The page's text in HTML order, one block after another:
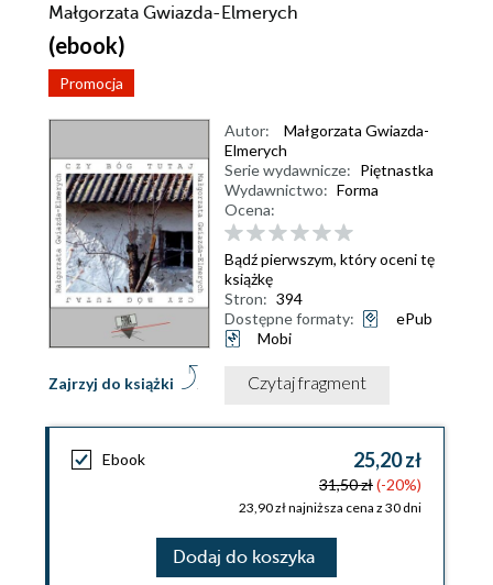
Małgorzata Gwiazda-Elmerych
(ebook)
Promocja
Zajrzyj do książki
Autor:
Małgorzata Gwiazda-
Elmerych
Serie wydawnicze: Piętnastka
Wydawnictwo: Forma
Ocena:
Bądź pierwszym, który oceni tę
książkę
Stron: 394
Dostępne formaty:
ePub
Mobi
Czytaj fragment
Ebook 25,20 zł
31,50 zł(-20%)
23,90 zł najniższa cena z 30 dni
Dodaj do koszyka